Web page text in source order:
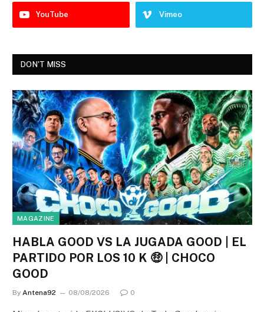
YouTube Vimeo
DON'T MISS
MAGAZINE
HABLA GOOD VS LA JUGADA GOOD | EL
PARTIDO POR LOS 10 K 🤑 | CHOCO
GOOD
By Antena92 08/08/2026 0